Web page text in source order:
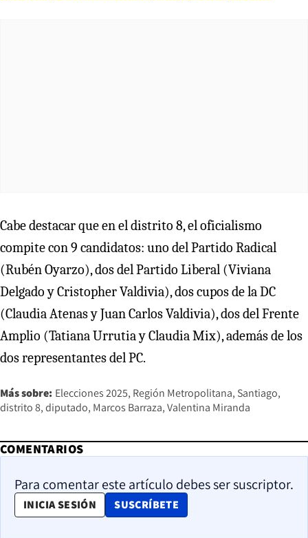
Cabe destacar que en el distrito 8, el oficialismo
compite con 9 candidatos: uno del Partido Radical
(Rubén Oyarzo), dos del Partido Liberal (Viviana
Delgado y Cristopher Valdivia), dos cupos de la DC
(Claudia Atenas y Juan Carlos Valdivia), dos del Frente
Amplio (Tatiana Urrutia y Claudia Mix), además de los
dos representantes del PC.
Más sobre: Elecciones 2025 Región Metropolitana Santiago
distrito 8 diputado Marcos Barraza Valentina Miranda
COMENTARIOS
Para comentar este artículo debes ser suscriptor.
INICIA SESIÓN SUSCRÍBETE
OPENS IN NEW WINDOW